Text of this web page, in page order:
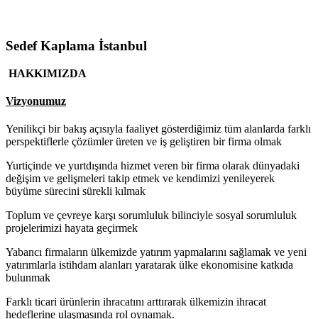
Sedef Kaplama İstanbul
HAKKIMIZDA
Vizyonumuz
Yenilikçi bir bakış açısıyla faaliyet gösterdiğimiz tüm alanlarda farklı
perspektiflerle çözümler üreten ve iş geliştiren bir firma olmak
Yurtiçinde ve yurtdışında hizmet veren bir firma olarak dünyadaki
değişim ve gelişmeleri takip etmek ve kendimizi yenileyerek
büyüme sürecini sürekli kılmak
Toplum ve çevreye karşı sorumluluk bilinciyle sosyal sorumluluk
projelerimizi hayata geçirmek
Yabancı firmaların ülkemizde yatırım yapmalarını sağlamak ve yeni
yatırımlarla istihdam alanları yaratarak ülke ekonomisine katkıda
bulunmak
Farklı ticari ürünlerin ihracatını arttırarak ülkemizin ihracat
hedeflerine ulaşmasında rol oynamak.